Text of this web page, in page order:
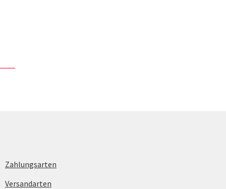
Zahlungsarten
Versandarten